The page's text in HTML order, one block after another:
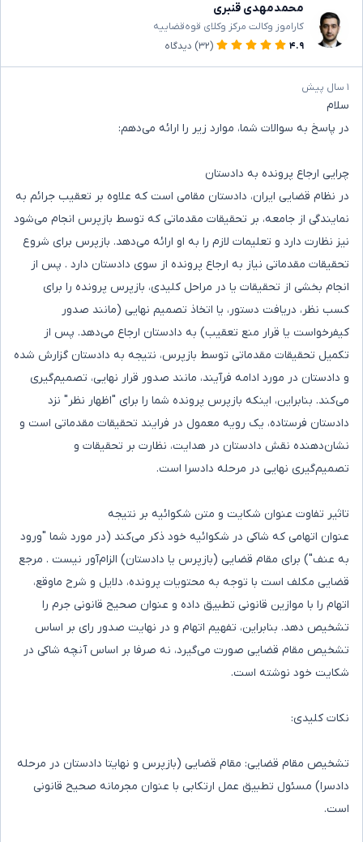
محمدمهدی قنبری
کاراموز وکالت مرکز وکلای قوه‌قضاییه
۴.۹
(۳۲) دیدگاه
۱ سال پیش
سلام
در پاسخ به سوالات شما، موارد زیر را ارائه می‌دهم:
چرایی ارجاع پرونده به دادستان
در نظام قضایی ایران، دادستان مقامی است که علاوه بر تعقیب جرائم به
نمایندگی از جامعه، بر تحقیقات مقدماتی که توسط بازپرس انجام می‌شود
نیز نظارت دارد و تعلیمات لازم را به او ارائه می‌دهد. بازپرس برای شروع
تحقیقات مقدماتی نیاز به ارجاع پرونده از سوی دادستان دارد . پس از
انجام بخشی از تحقیقات یا در مراحل کلیدی، بازپرس پرونده را برای
کسب نظر، دریافت دستور، یا اتخاذ تصمیم نهایی (مانند صدور
کیفرخواست یا قرار منع تعقیب) به دادستان ارجاع می‌دهد. پس از
تکمیل تحقیقات مقدماتی توسط بازپرس، نتیجه به دادستان گزارش شده
و دادستان در مورد ادامه فرآیند، مانند صدور قرار نهایی، تصمیم‌گیری
می‌کند. بنابراین، اینکه بازپرس پرونده شما را برای "اظهار نظر" نزد
دادستان فرستاده، یک رویه معمول در فرایند تحقیقات مقدماتی است و
نشان‌دهنده نقش دادستان در هدایت، نظارت بر تحقیقات و
تصمیم‌گیری نهایی در مرحله دادسرا است.
تاثیر تفاوت عنوان شکایت و متن شکوائیه بر نتیجه
عنوان اتهامی که شاکی در شکوائیه خود ذکر می‌کند (در مورد شما "ورود
به عنف") برای مقام قضایی (بازپرس یا دادستان) الزام‌آور نیست . مرجع
قضایی مکلف است با توجه به محتویات پرونده، دلایل و شرح ماوقع،
اتهام را با موازین قانونی تطبیق داده و عنوان صحیح قانونی جرم را
تشخیص دهد. بنابراین، تفهیم اتهام و در نهایت صدور رای بر اساس
تشخیص مقام قضایی صورت می‌گیرد، نه صرفا بر اساس آنچه شاکی در
شکایت خود نوشته است.
نکات کلیدی:
تشخیص مقام قضایی: مقام قضایی (بازپرس و نهایتا دادستان در مرحله
دادسرا) مسئول تطبیق عمل ارتکابی با عنوان مجرمانه صحیح قانونی
است.